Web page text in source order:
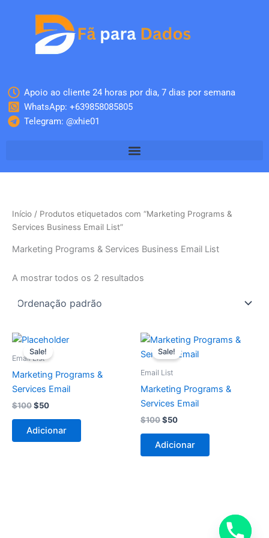
Apoio ao cliente 24 horas por dia, 7 dias por semana
WhatsApp: +639858085805
Telegram: @xhie01
Início / Produtos etiquetados com “Marketing Programs &
Services Business Email List”
Marketing Programs & Services Business Email List
A mostrar todos os 2 resultados
Sale!
Email List
Marketing Programs &
Services Email
$100
O
preço
original
$100.
$50
O
atual
$50.
Adicionar
Sale!
Email List
Marketing Programs &
Services Email
$100
O
preço
original
$100.
$50
O
preço
atual
Adicionar